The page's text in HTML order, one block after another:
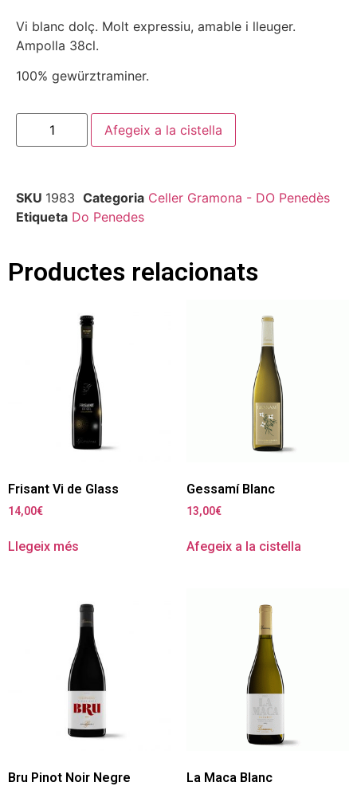
Vi blanc dolç. Molt expressiu, amable i lleuger.
Ampolla 38cl.
100% gewürztraminer.
Afegeix a la cistella
SKU 1983 Categoria Celler Gramona - DO Penedès
Etiqueta Do Penedes
Productes relacionats
Frisant Vi de Glass
14,00€
Llegeix més
Gessamí Blanc
13,00€
Afegeix a la cistella
Bru Pinot Noir Negre La Maca Blanc